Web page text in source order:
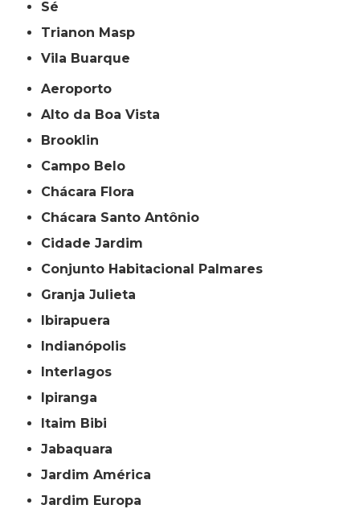
Sé
Trianon Masp
Vila Buarque
Aeroporto
Alto da Boa Vista
Brooklin
Campo Belo
Chácara Flora
Chácara Santo Antônio
Cidade Jardim
Conjunto Habitacional Palmares
Granja Julieta
Ibirapuera
Indianópolis
Interlagos
Ipiranga
Itaim Bibi
Jabaquara
Jardim América
Jardim Europa